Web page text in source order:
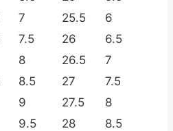
7 25.5
6
7.5 26
6.5
8 26.5
7
8.5 27
7.5
9 27.5
8
9.5 28
8.5